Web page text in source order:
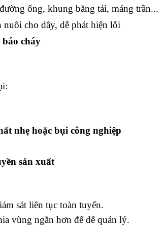
ống, khung băng tải, máng trần...
cho dây, dễ phát hiện lỗi
cháy
nhẹ hoặc bụi công nghiệp
sản xuất
sát liên tục toàn tuyến.
vùng ngắn hơn để dễ quản lý.